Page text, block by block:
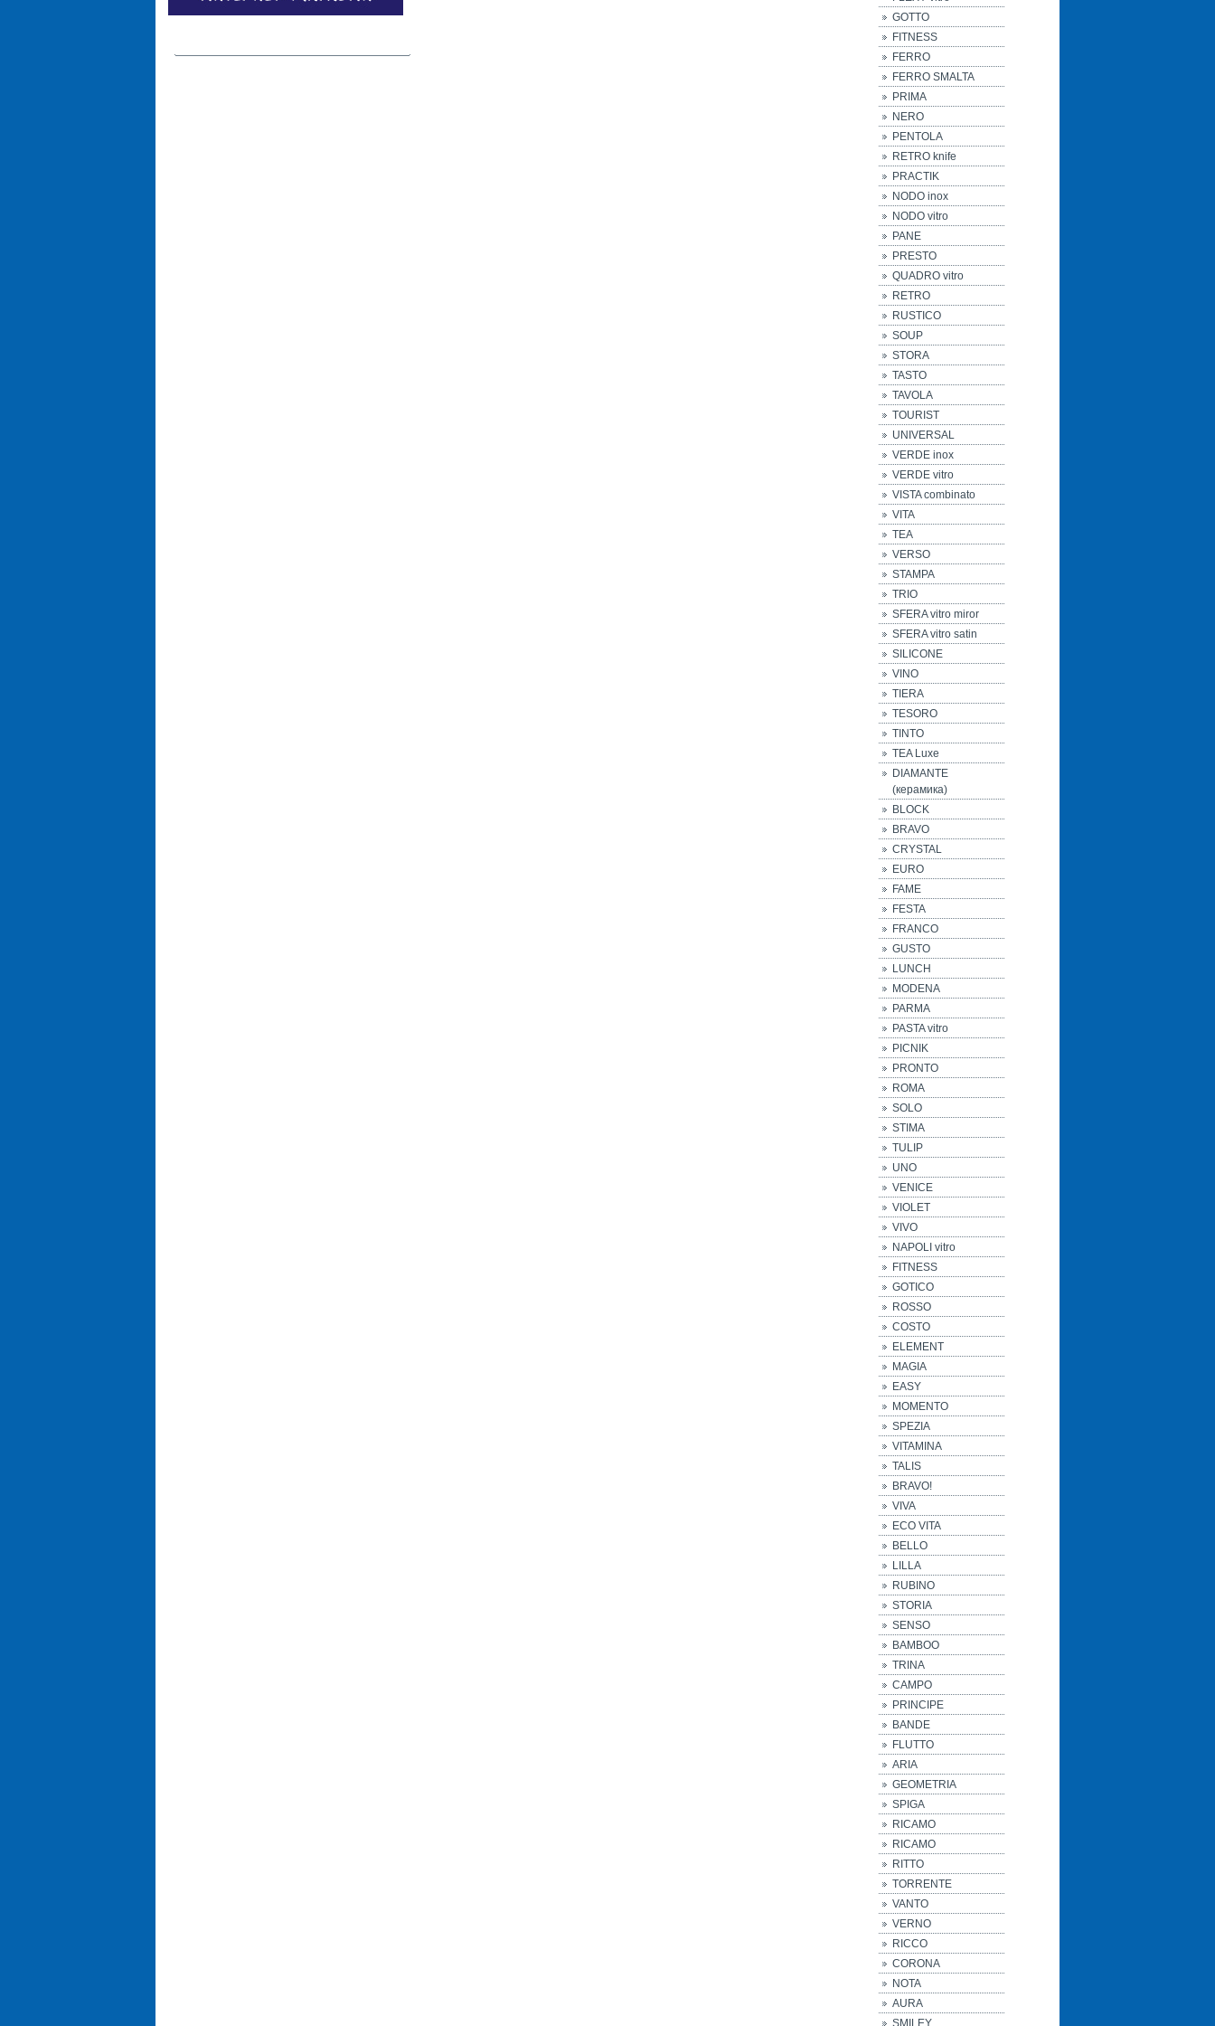
GOTTO
FITNESS
FERRO
FERRO SMALTA
PRIMA
NERO
PENTOLA
RETRO knife
PRACTIK
NODO inox
NODO vitro
PANE
PRESTO
QUADRO vitro
RETRO
RUSTICO
SOUP
STORA
TASTO
TAVOLA
TOURIST
UNIVERSAL
VERDE inox
VERDE vitro
VISTA combinato
VITA
TEA
VERSO
STAMPA
TRIO
SFERA vitro miror
SFERA vitro satin
SILICONE
VINO
TIERA
TESORO
TINTO
TEA Luxe
DIAMANTE
(керамика)
BLOCK
BRAVO
CRYSTAL
EURO
FAME
FESTA
FRANCO
GUSTO
LUNCH
MODENA
PARMA
PASTA vitro
PICNIK
PRONTO
ROMA
SOLO
STIMA
TULIP
UNO
VENICE
VIOLET
VIVO
NAPOLI vitro
FITNESS
GOTICO
ROSSO
COSTO
ELEMENT
MAGIA
EASY
MOMENTO
SPEZIA
VITAMINA
TALIS
BRAVO!
VIVA
ECO VITA
BELLO
LILLA
RUBINO
STORIA
SENSO
BAMBOO
TRINA
CAMPO
PRINCIPE
BANDE
FLUTTO
ARIA
GEOMETRIA
SPIGA
RICAMO
RICAMO
RITTO
TORRENTE
VANTO
VERNO
RICCO
CORONA
NOTA
AURA
SMILEY